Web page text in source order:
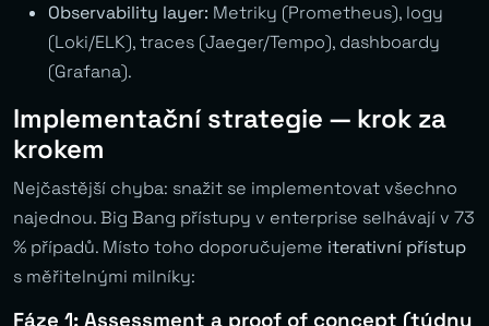
Observability layer: Metriky (Prometheus), logy
(Loki/ELK), traces (Jaeger/Tempo), dashboardy
(Grafana).
Implementační strategie — krok za
krokem
Nejčastější chyba: snažit se implementovat všechno
najednou. Big Bang přístupy v enterprise selhávají v 73
% případů. Místo toho doporučujeme iterativní přístup
s měřitelnými milníky:
Fáze 1: Assessment a proof of concept (týdny